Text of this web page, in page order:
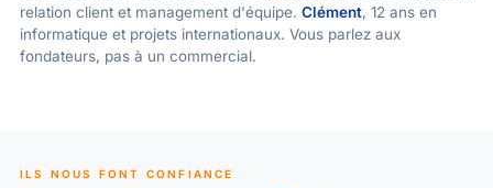
relation client et management d'équipe. Clément, 12 ans en
informatique et projets internationaux. Vous parlez aux
fondateurs, pas à un commercial.
ILS NOUS FONT CONFIANCE